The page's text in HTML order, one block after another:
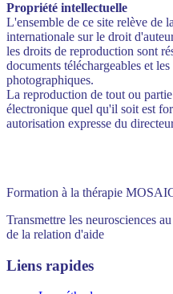
Propriété intellectuelle
L'ensemble de ce site relève de
internationale sur le droit
les droits de reproduction sont
documents téléchargeables et
photographiques.
La reproduction de tout ou
électronique quel qu'il soit est
autorisation expresse du
Formation à la thérapie
Transmettre les neurosciences
de la relation d'aide
Liens rapides